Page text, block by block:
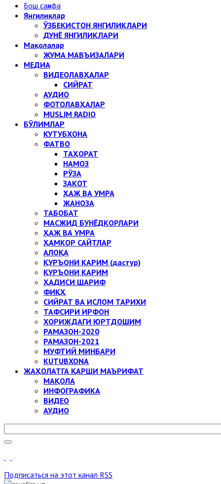
Бош саҳифа
Янгиликлар
ЎЗБЕКИСТОН ЯНГИЛИКЛАРИ
ДУНЁ ЯНГИЛИКЛАРИ
Мақолалар
ЖУМА МАВЪИЗАЛАРИ
МЕДИА
ВИДЕОЛАВҲАЛАР
СИЙРАТ
АУДИО
ФОТОЛАВҲАЛАР
MUSLIM RADIO
БЎЛИМЛАР
КУТУБХОНА
ФАТВО
ТАҲОРАТ
НАМОЗ
РЎЗА
ЗАКОТ
ҲАЖ ВА УМРА
ЖАНОЗА
ТАБОБАТ
МАСЖИД БУНЁДКОРЛАРИ
ҲАЖ ВА УМРА
ҲАМКОР САЙТЛАР
АЛОҚА
ҚУРЪОНИ КАРИМ (дастур)
ҚУРЪОНИ КАРИМ
ҲАДИСИ ШАРИФ
ФИҚҲ
СИЙРАТ ВА ИСЛОМ ТАРИХИ
ТАФСИРИ ИРФОН
ХОРИЖДАГИ ЮРТДОШИМ
РАМАЗОН-2020
РАМАЗОН-2021
МУФТИЙ МИНБАРИ
KUTUBXONA
ЖАҲОЛАТГА ҚАРШИ МАЪРИФАТ
МАҚОЛА
ИНФОГРАФИКА
ВИДЕО
АУДИО
Подписаться на этот канал RSS